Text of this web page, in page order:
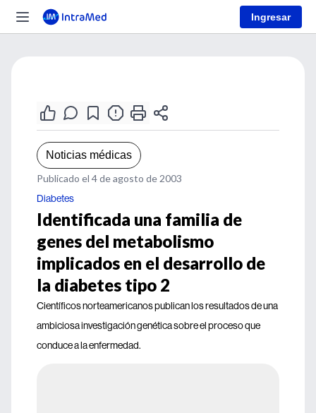
Ingresar
Noticias médicas
Publicado el 4 de agosto de 2003
Diabetes
Identificada una familia de
genes del metabolismo
implicados en el desarrollo de
la diabetes tipo 2
Científicos norteamericanos publican los resultados de una
ambiciosa investigación genética sobre el proceso que
conduce a la enfermedad.